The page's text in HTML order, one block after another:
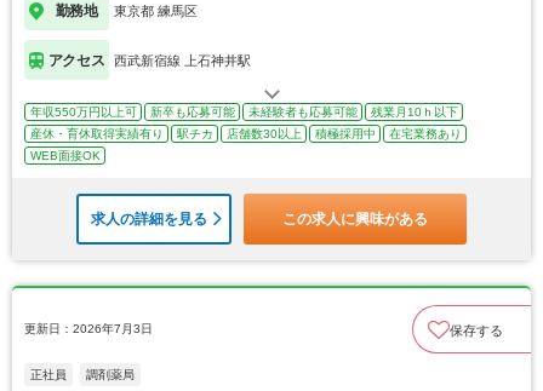
勤務地 東京都 練馬区
アクセス 西武新宿線 上石神井駅
年収550万円以上可 新卒も応募可能 未経験者も応募可能
残業月10ｈ以下
産休・育休取得実績有り
駅チカ 店舗数30以上 積極採用中
在宅業務あり
WEB面接OK
求人の詳細を見る この求人に興味がある
更新日：2026年7月3日 保存する
正社員 調剤薬局